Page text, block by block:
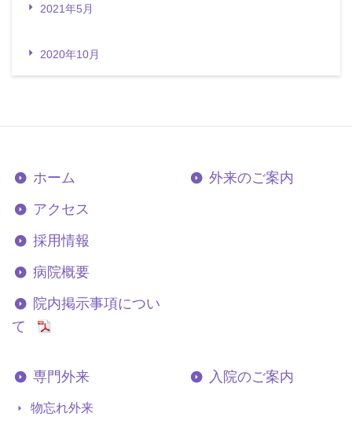
2021年5月
2020年10月
ホーム
アクセス
採用情報
病院概要
院内掲示事項につい
て
外来のご案内
専門外来
物忘れ外来
入院のご案内